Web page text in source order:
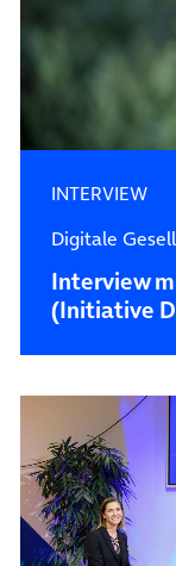
INTERVIEW
Digitale
Interview
(Initiative